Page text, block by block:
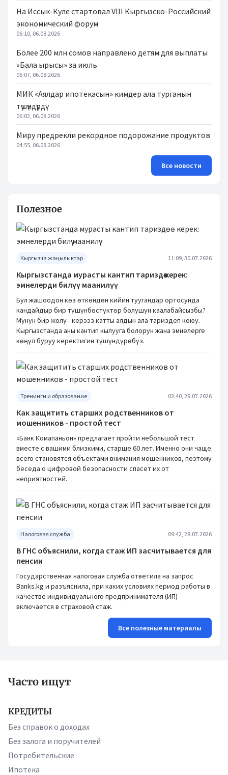
На Иссык-Куле стартовал VIII Кыргызско-Российский
экономический форум
06:10, 06.08.2026
Более 200 млн сомов направлено детям для выплаты
«Бала ырысы» за июль
06:07, 06.08.2026
МИК «Аялдар ипотекасын» кимдер ала турганын
түшүндүрдү
06:02, 06.08.2026
Миру предрекли рекордное подорожание продуктов
04:55, 06.08.2026
Все новости
Полезное
Кыргызча жаңылыктар 11:09, 30.07.2026
Кыргызстанда мурасты кантип тариздөө керек:
эмнелерди билүү маанилүү
Бул жашоодон көз өткөндөн кийин туугандар ортосунда
кандайдыр бир түшүнбөстүктөр болушун каалабайсызбы?
Мунун бир жолу - керээз катты алдын ала тариздеп коюу.
Кыргызстанда аны кантип кылууга болорун жана эмнелерге
көңүл буруу керектигин түшүндүрөбүз.
Тренинги и образование 03:40, 29.07.2026
Как защитить старших родственников от
мошенников - простой тест
«Банк Комапаньон» предлагает пройти небольшой тест
вместе с вашими близкими, старше 60 лет. Именно они чаще
всего становятся объектами внимания мошенников, поэтому
беседа о цифровой безопасности спасет их от
неприятностей.
Налоговая служба 09:42, 28.07.2026
В ГНС объяснили, когда стаж ИП засчитывается для
пенсии
Государственная налоговая служба ответила на запрос
Banks.kg и разъяснила, при каких условиях период работы в
качестве индивидуального предпринимателя (ИП)
включается в страховой стаж.
Все полезные материалы
Часто ищут
КРЕДИТЫ
Без справок о доходах
Без залога и поручителей
Потребительские
Ипотека